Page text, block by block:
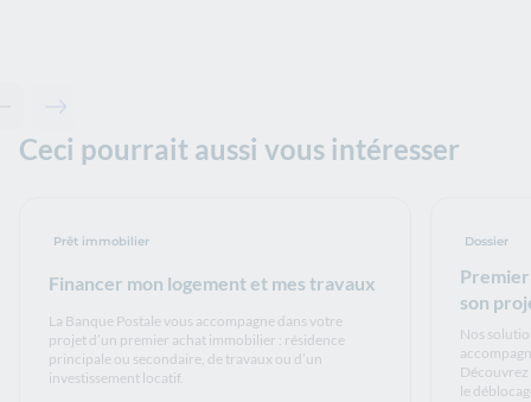
Contenu précédent - Solutions associées
Contenu suivant - Solutions associées
Ceci pourrait aussi vous intéresser
Financer mon logement et mes travaux
Prêt immobilier
La Banque Postale vous accompagne dans votre
projet d’un premier achat immobilier : résidence
principale ou secondaire, de travaux ou d’un
investissement locatif.
son
Dossier
Nos
Découvrez
le